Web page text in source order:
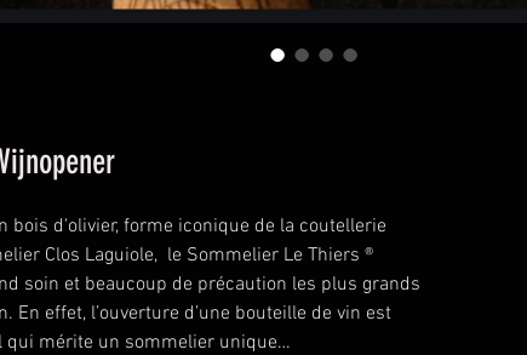
bois d'olivier, forme iconique de la coutellerie
Clos Laguiole, le Sommelier Le Thiers ®
soin et beaucoup de précaution les plus grands
En effet, l’ouverture d’une bouteille de vin est
qui mérite un sommelier unique…